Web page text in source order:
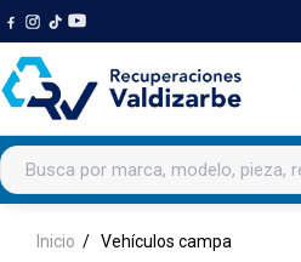
Buscar productos
Inicio Vehículos campa